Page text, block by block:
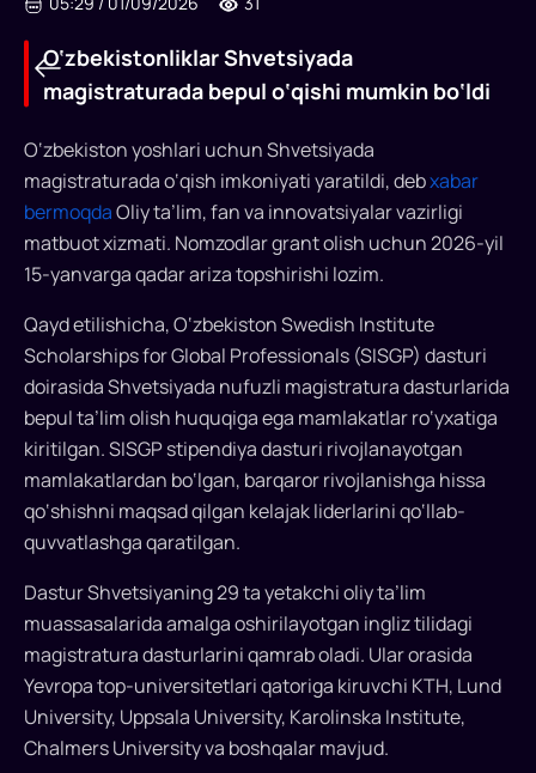
O‘zbekistonliklar
Shvetsiyada
magistraturada
bepul
o‘qishi
mumkin
bo‘ldi
O‘zbekiston
fuqarolari
Shvetsiyada
magistraturada
bepul
tahsil
mumkin
bo‘ldi.
Mamlakat
SISGP
O‘zbekistonliklar Shvetsiyada
magistraturada bepul o‘qishi mumkin bo‘ldi
O‘zbekiston yoshlari uchun Shvetsiyada
magistraturada o‘qish imkoniyati yaratildi, debxabar
bermoqdaOliy ta’lim, fan va innovatsiyalar vazirligi
matbuot xizmati. Nomzodlar grant olish uchun 2026-yil
15-yanvarga qadar ariza topshirishi lozim.
Qayd etilishicha, O‘zbekiston Swedish Institute
Scholarships for Global Professionals (SISGP) dasturi
doirasida Shvetsiyada nufuzli magistratura dasturlarida
bepul ta’lim olish huquqiga ega mamlakatlar ro‘yxatiga
kiritilgan. SISGP stipendiya dasturi rivojlanayotgan
mamlakatlardan bo‘lgan, barqaror rivojlanishga hissa
qo‘shishni maqsad qilgan kelajak liderlarini qo‘llab-
quvvatlashga qaratilgan.
Dastur Shvetsiyaning 29 ta yetakchi oliy ta’lim
muassasalarida amalga oshirilayotgan ingliz tilidagi
magistratura dasturlarini qamrab oladi. Ular orasida
Yevropa top-universitetlari qatoriga kiruvchi KTH, Lund
University, Uppsala University, Karolinska Institute,
Chalmers University va boshqalar mavjud.